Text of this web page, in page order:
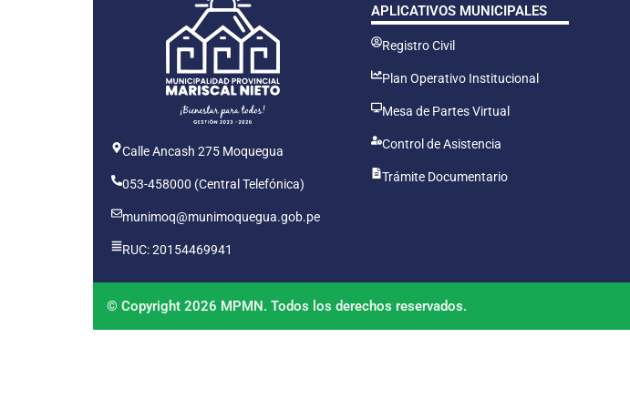
Calle Ancash 275 Moquegua
053-458000 (Central Telefónica)
munimoq@munimoquegua.gob.pe
RUC: 20154469941
APLICATIVOS MUNICIPALES
Registro Civil
Plan Operativo Institucional
Mesa de Partes Virtual
Control de Asistencia
Trámite Documentario
© Copyright 2026 MPMN. Todos los derechos reservados.